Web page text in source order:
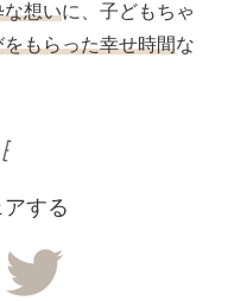
な想いに、子どもちゃ
もらった幸せ時間な
する